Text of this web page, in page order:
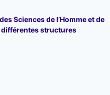
Sciences de l’Homme et de
différentes structures